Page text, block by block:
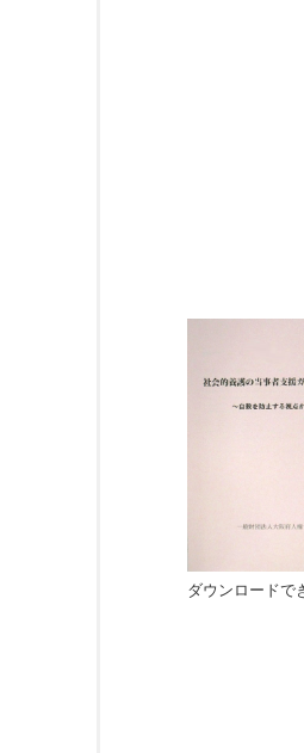
ダウンロードで